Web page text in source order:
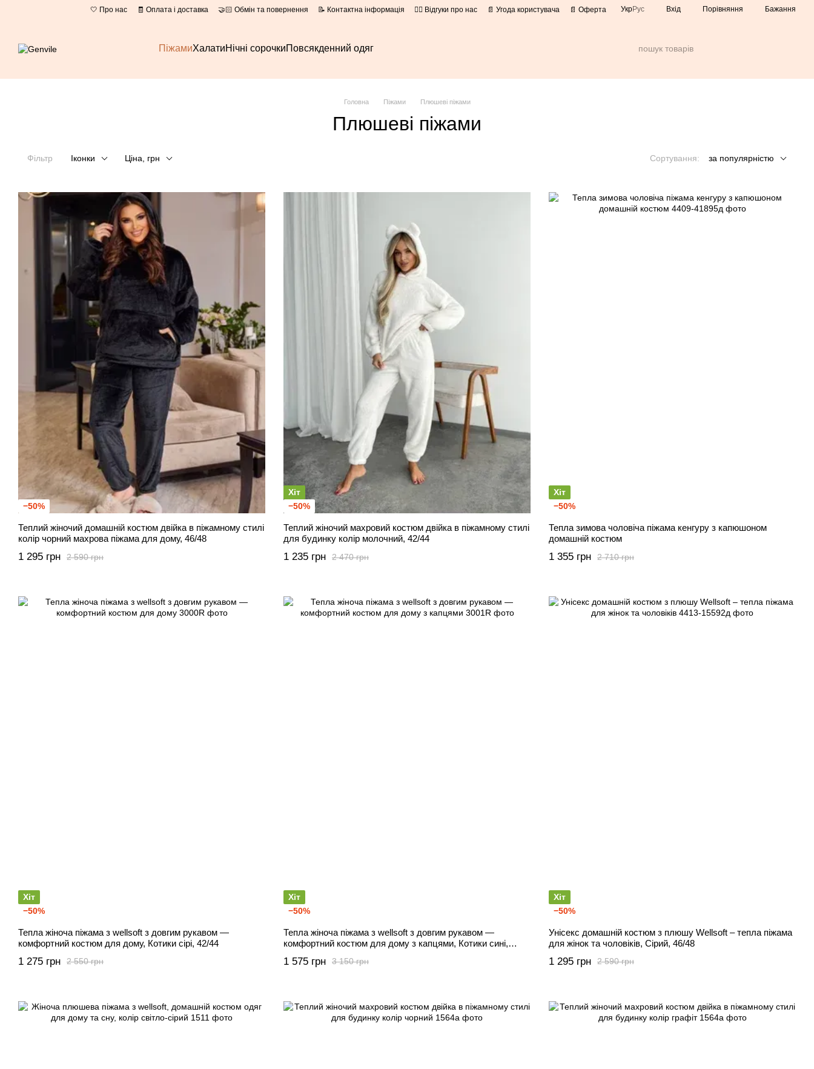
Перейти до основного контенту
🤍 Про нас 🧾 Оплата і доставка 🤝🏻 Обмін та повернення 📝 Контактна інформація 👍🏻 Відгуки про нас 📄 Угода користувача 📄 Оферта УкрРус Вхід Порівняння Бажання
ПіжамиХалатиНічні сорочкиПовсякденний одяг
Головна Піжами Плюшеві піжами
Плюшеві піжами
Фільтр Іконки Ціна, грн Сортування: за популярністю
−50%
Теплий жіночий домашній костюм двійка в піжамному стилі
колір чорний махрова піжама для дому, 46/48
2 590 грн
1 295 грн
Хіт
−50%
Теплий жіночий махровий костюм двійка в піжамному стилі
для будинку колір молочний, 42/44
2 470 грн
1 235 грн
Хіт
−50%
Тепла зимова чоловіча піжама кенгуру з капюшоном
домашній костюм
2 710 грн
1 355 грн
Хіт
−50%
Тепла жіноча піжама з wellsoft з довгим рукавом —
комфортний костюм для дому, Котики сірі, 42/44
2 550 грн
1 275 грн
Хіт
−50%
Тепла жіноча піжама з wellsoft з довгим рукавом —
комфортний костюм для дому з капцями, Котики сині,
3 150 грн
1 575 грн
Хіт
−50%
Унісекс домашній костюм з плюшу Wellsoft – тепла піжама
для жінок та чоловіків, Сірий, 46/48
2 590 грн
1 295 грн